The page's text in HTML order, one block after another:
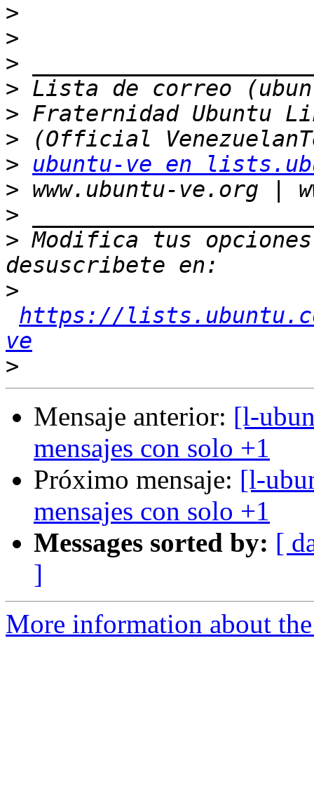
>
>
>
>
>
>
>
ubuntu-ve en
>
>
> Modifica tus
>
https://
ve
>
Mensaje anterior: [l-
mensajes con solo +1
Próximo mensaje: [l-
mensajes con solo +1
Messages sorted by: [
]
More information about